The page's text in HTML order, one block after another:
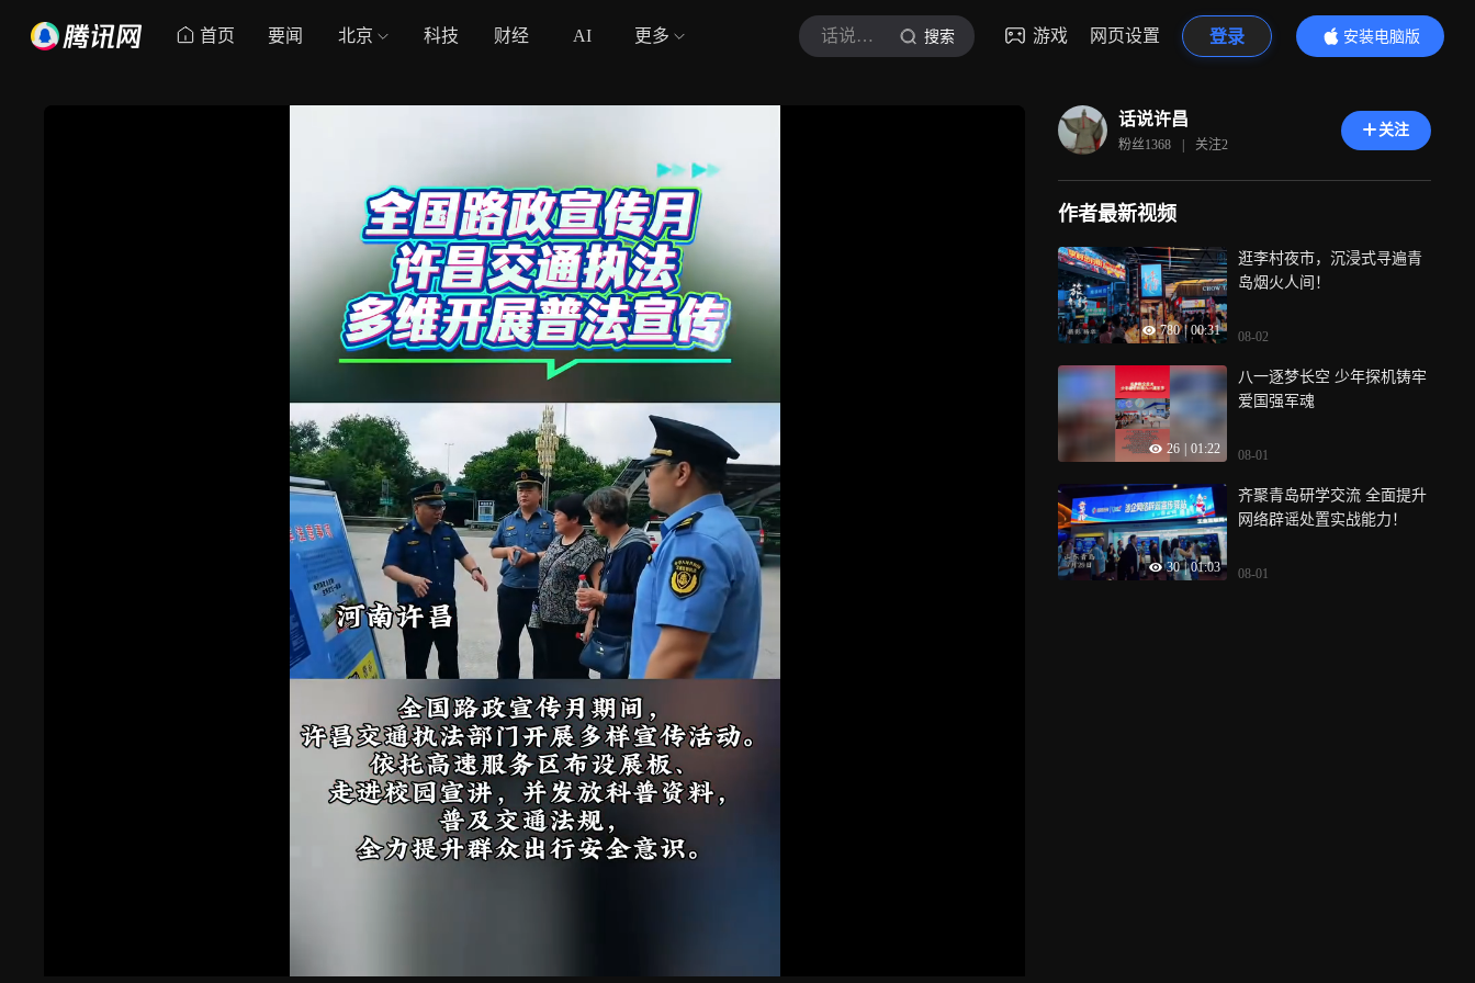
首页 要闻 北京 科技 财经 AI 更多 话说许昌 搜索 游戏 网页设置 登录
安装电脑版
内容更精彩
话说许昌
粉丝1368 | 关注2
关注
作者最新视频
780 | 00:31
逛李村夜市，沉浸式寻遍青
岛烟火人间！
08-02
26 01:22
八一逐梦长空 少年探机铸牢
爱国强军魂
08-01
30 | 01:03
齐聚青岛研学交流 全面提升
网络辟谣处置实战能力！
08-01